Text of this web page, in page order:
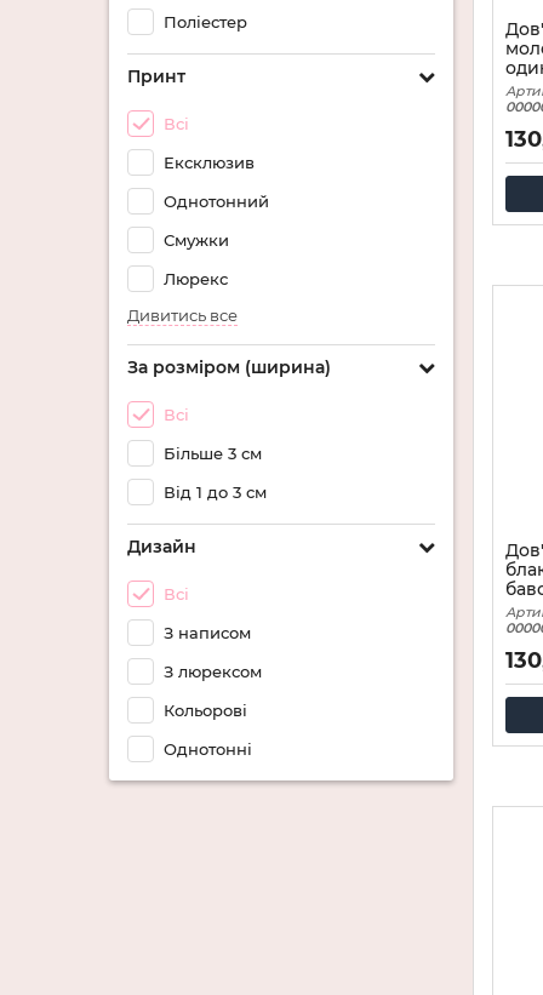
Поліестер
Принт
Всі
Ексклюзив
Однотонний
Смужки
Люрекс
Дивитись все
За розміром (ширина)
Всі
Більше 3 см
Від 1 до 3 см
Дизайн
Всі
З написом
З люрексом
Кольорові
Однотонні